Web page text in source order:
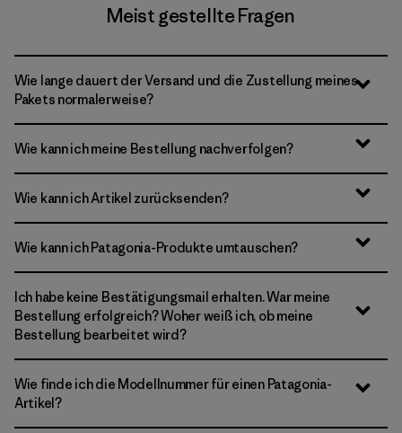
Meist gestellte Fragen
Wie lange dauert der Versand und die Zustellung meines
Pakets normalerweise?
Wie kann ich meine Bestellung nachverfolgen?
Wie kann ich Artikel zurücksenden?
Wie kann ich Patagonia-Produkte umtauschen?
Ich habe keine Bestätigungsmail erhalten. War meine
Bestellung erfolgreich? Woher weiß ich, ob meine
Bestellung bearbeitet wird?
Wie finde ich die Modellnummer für einen Patagonia-
Artikel?